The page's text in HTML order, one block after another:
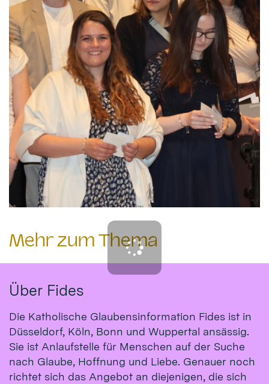
Mehr zum Thema
Über Fides
Die Katholische Glaubensinformation Fides ist in
Düsseldorf, Köln, Bonn und Wuppertal ansässig.
Sie ist Anlaufstelle für Menschen auf der Suche
nach Glaube, Hoffnung und Liebe. Genauer noch
richtet sich das Angebot an diejenigen, die sich